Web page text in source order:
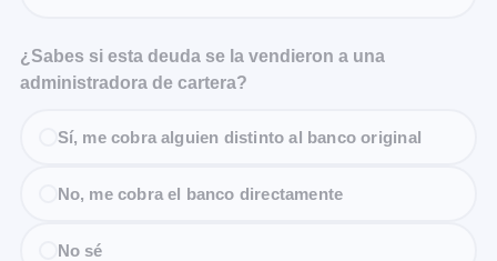
¿Sabes si esta deuda se la vendieron a una
administradora de cartera?
Sí, me cobra alguien distinto al banco original
No, me cobra el banco directamente
No sé